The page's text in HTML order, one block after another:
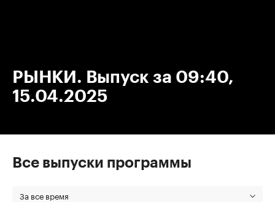
РЫНКИ. Выпуск за 09:40,
15.04.2025
Все выпуски программы
За все время